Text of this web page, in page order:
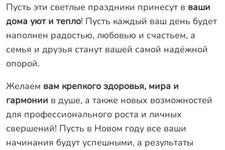
Контакты
Доставка
Оплата
Гарантии
Программа лояльности
Вакансии
Пусть эти светлые праздники принесут в ваши
дома уют и тепло! Пусть каждый ваш день будет
наполнен радостью, любовью и счастьем, а
семья и друзья станут вашей самой надёжной
опорой.
Желаем вам крепкого здоровья, мира и
гармонии в душе, а также новых возможностей
для профессионального роста и личных
свершений! Пусть в Новом году все ваши
начинания будут успешными, а результаты